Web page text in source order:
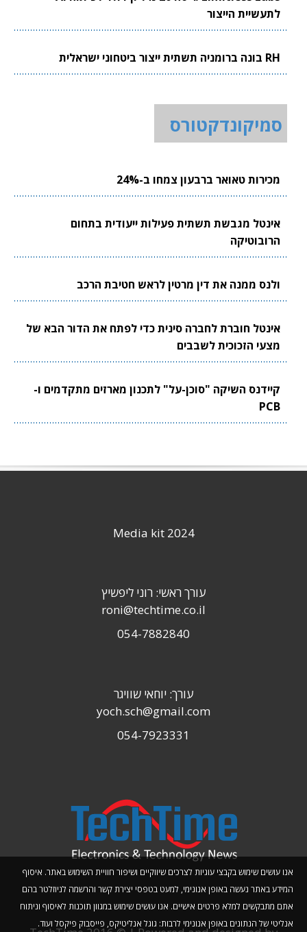
לתעשיית הייצור
RH בונה ברומניה תשתית ייצור ביטחוני ישראלית
סמיקונדקטורס
מכירות טאואר ברבעון צמחו ב-24%
אינטל מגבשת תשתית פעילות ייעודית בתחום
הרובוטיקה
ולנס ממנה את דין מרטין לראש חטיבת הרכב
אינטל חוברת לחברה סינית כדי לפתח את הדור הבא של
מצעי הזכוכית לשבבים
קיידנס השיקה "סוכן-על" לתכנון מארזים מתקדמים ו-
PCB
אנו עושים שימוש בקבצי עוגיות לצרכים שיווקיים ושיפור חוויית השימוש באתר. איסוף
המידע באתר נעשה באופן אנונימי, למעט בטפסי יצירת קשר והרשמה לניוזלטר בהם
אתם מתבקשים למלא פרטים אישיים. אנו עושים שימוש במגוון תוכנות לאיסוף וניתוח
אנליטי של הנתונים באופן אנונימי לרבות: גוגל אנליטיקס, פייסבוק פיקסל ועוד.
Media kit 2024
עורך ראשי: רוני ליפשיץ
roni@techtime.co.il
054-7882840
עורך: יוחאי שוויגר
yoch.sch@gmail.com
054-7923331